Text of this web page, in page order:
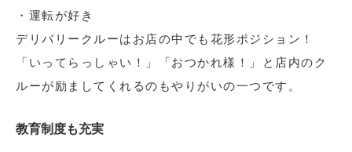
・運転が好き
デリバリークルーはお店の中でも花形ポジション！
「いってらっしゃい！」「おつかれ様！」と店内のク
ルーが励ましてくれるのもやりがいの一つです。
教育制度も充実